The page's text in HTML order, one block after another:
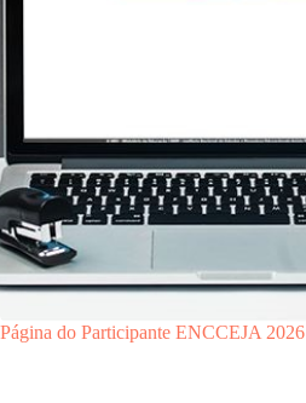
Página do Participante ENCCEJA 2026